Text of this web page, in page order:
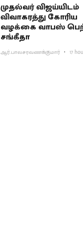
முதல்வர் விஜய்யிடம்
விவாகரத்து கோரிய
வழக்கை வாபஸ்
சங்கீதா
ஆர்.பாலசரவணக்குமார் 17